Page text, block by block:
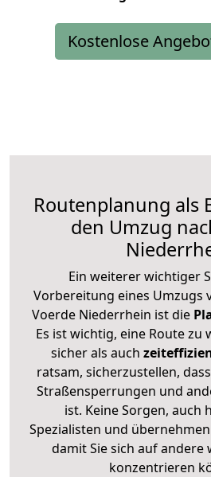
Kostenlose
Routenplanung als
den Umzug
Ein weiterer wichtiger
Vorbereitung eines Umzugs
Voerde Niederrhein ist die
Es ist wichtig, eine Route zu
sicher als auch
ratsam, sicherzustellen,
Straßensperrungen und
ist. Keine Sorgen, auch
Spezialisten und
damit Sie sich auf andere
konzentrieren